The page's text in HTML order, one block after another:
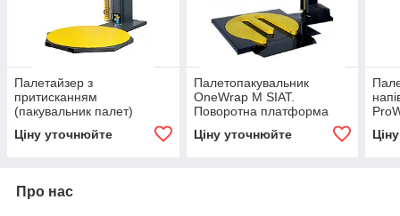
Палетайзер з
притисканням
(пакувальник палет)
виробництва SIAT —
Ціну уточнюйте
Палетопакувальник
OneWrap M SIAT.
Поворотна платформа
Ціну уточнюйте
Про нас